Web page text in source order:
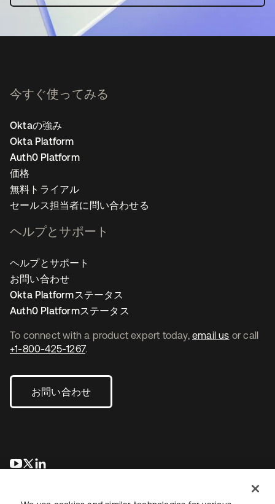
To connect with a product expert today, email us or call
+1-800-425-1267.
お問い合わせ
新しいタブで開く
新しいタブで開く
今すぐ使ってみる
Oktaの強み
Okta Platform
Auth0 Platform
価格
無料トライアル
セールス担当者に問い合わせる
ヘルプとサポート
ヘルプとサポート
お問い合わせ
Okta Platformステータス
Auth0 Platformステータス